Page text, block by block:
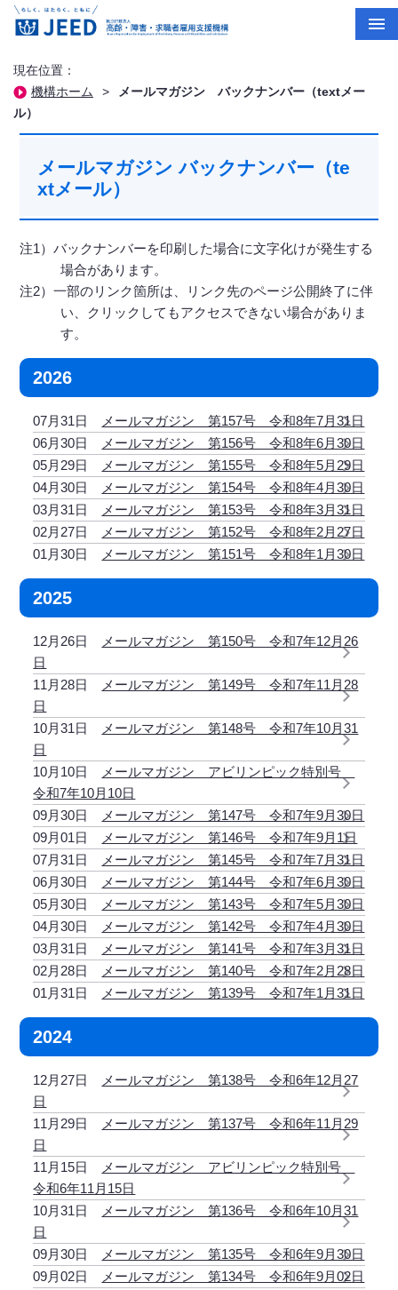
現在位置：
機構ホーム
>
メールマガジン バックナンバー（textメー
ル）
メールマガジン バックナンバー（te
xtメール）
注1）バックナンバーを印刷した場合に文字化けが発生する
場合があります。
注2）一部のリンク箇所は、リンク先のページ公開終了に伴
い、クリックしてもアクセスできない場合がありま
す。
2026
07月31日
メールマガジン 第157号 令和8年7月31日
06月30日
メールマガジン 第156号 令和8年6月30日
05月29日
メールマガジン 第155号 令和8年5月29日
04月30日
メールマガジン 第154号 令和8年4月30日
03月31日
メールマガジン 第153号 令和8年3月31日
02月27日
メールマガジン 第152号 令和8年2月27日
01月30日
メールマガジン 第151号 令和8年1月30日
2025
12月26日
メールマガジン 第150号 令和7年12月26
日
11月28日
メールマガジン 第149号 令和7年11月28
日
10月31日
メールマガジン 第148号 令和7年10月31
日
10月10日
メールマガジン アビリンピック特別号
令和7年10月10日
09月30日
メールマガジン 第147号 令和7年9月30日
09月01日
メールマガジン 第146号 令和7年9月1日
07月31日
メールマガジン 第145号 令和7年7月31日
06月30日
メールマガジン 第144号 令和7年6月30日
05月30日
メールマガジン 第143号 令和7年5月30日
04月30日
メールマガジン 第142号 令和7年4月30日
03月31日
メールマガジン 第141号 令和7年3月31日
02月28日
メールマガジン 第140号 令和7年2月28日
01月31日
メールマガジン 第139号 令和7年1月31日
2024
12月27日
メールマガジン 第138号 令和6年12月27
日
11月29日
メールマガジン 第137号 令和6年11月29
日
11月15日
メールマガジン アビリンピック特別号
令和6年11月15日
10月31日
メールマガジン 第136号 令和6年10月31
日
09月30日
メールマガジン 第135号 令和6年9月30日
09月02日
メールマガジン 第134号 令和6年9月02日